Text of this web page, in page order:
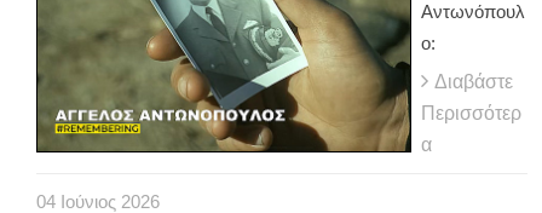
Αντωνόπουλ
ο:
Διαβάστε
Περισσότερ
α
04 Ιούνιος 2026